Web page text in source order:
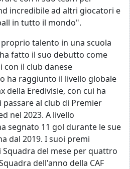
incredibile ad altri giocatori e
in tutto il mondo".
talento in una scuola
fatto il suo debutto come
con il club danese
ha raggiunto il livello globale
della Eredivisie, con cui ha
al club di Premier
nel 2023. A livello
segnato 11 gol durante le sue
dal 2019. I suoi premi
del mese per quattro
dell'anno della CAF